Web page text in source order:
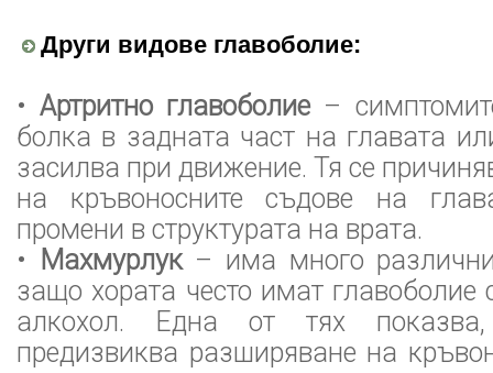
Други видове главоболие:
•Артритно главоболие–
болка в задната част на главата
засилва при движение. Тя се
на кръвоносните съдове на
промени в структурата на врата.
•
Махмурлук – има много
защо хората често имат главоболие
алкохол. Една от тях
предизвиква разширяване на